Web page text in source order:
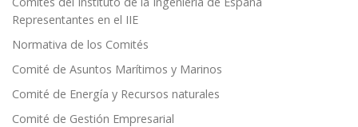
Representantes en el IIE
Normativa de los Comités
Comité de Asuntos Marítimos y Marinos
Comité de Energía y Recursos naturales
Comité de Gestión Empresarial